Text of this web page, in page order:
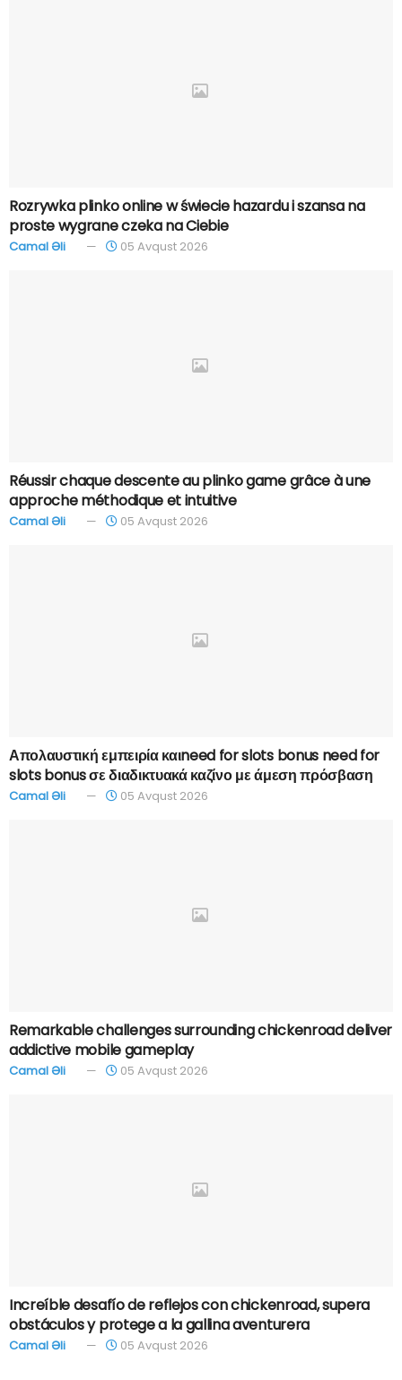
Rozrywka plinko online w świecie hazardu i szansa na
proste wygrane czeka na Ciebie
Camal Əli 05 Avqust 2026
Réussir chaque descente au plinko game grâce à une
approche méthodique et intuitive
Camal Əli 05 Avqust 2026
Απολαυστική εμπειρία καιneed for slots bonus need for
slots bonus σε διαδικτυακά καζίνο με άμεση πρόσβαση
Camal Əli 05 Avqust 2026
Remarkable challenges surrounding chickenroad deliver
addictive mobile gameplay
Camal Əli 05 Avqust 2026
Increíble desafío de reflejos con chickenroad, supera
obstáculos y protege a la gallina aventurera
Camal Əli 05 Avqust 2026